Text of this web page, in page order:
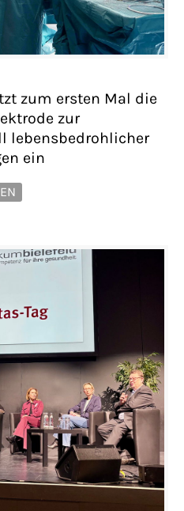
zum ersten Mal die
zur
lebensbedrohlicher
ein